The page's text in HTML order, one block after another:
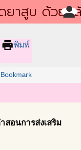
ยาสูบ ด้วยห
ดีและยับยั้งค
printพิมพ์
person
Bookmark
สอนการส่งเสริม